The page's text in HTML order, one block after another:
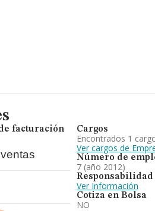
facturación Cargos
Encontrados 1
Ver cargos de
Número de
7 (año 2012)
Ver Información
Cotiza en Bolsa
NO